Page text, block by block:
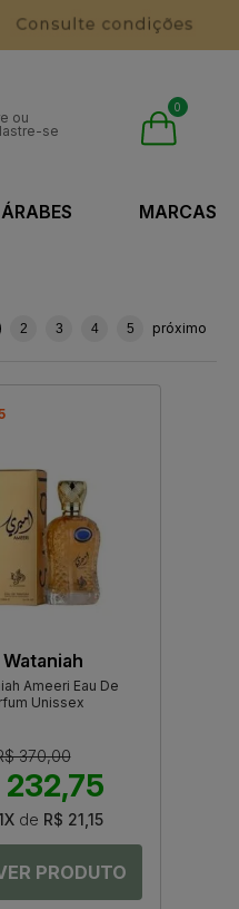
ou
se
0
ÁRABES MARCAS
2 3 4 5 próximo
Ameeri Eau De
Unissex
370,00
232,75
de R$ 21,15